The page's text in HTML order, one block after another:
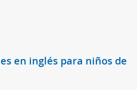
en inglés para niños de